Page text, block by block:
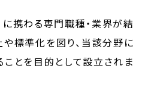
に携わる専門職種・業界が結
や標準化を図り、当該分野に
とを目的として設立されま